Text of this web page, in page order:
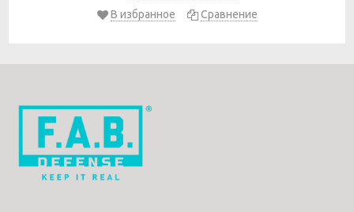
В избранное
Сравнение